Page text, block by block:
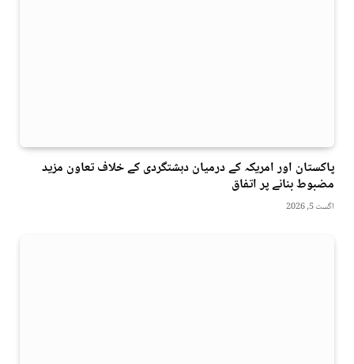
پاکستان اور امریکہ کے درمیان دہشتگردی کے خلاف تعاون مزید
مضبوط بنانے پر اتفاق
اگست 5, 2026